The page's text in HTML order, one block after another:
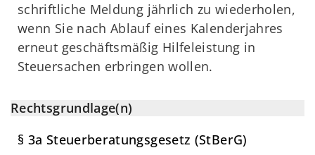
schriftliche Meldung jährlich zu wiederholen,
wenn Sie nach Ablauf eines Kalenderjahres
erneut geschäftsmäßig Hilfeleistung in
Steuersachen erbringen wollen.
Rechtsgrundlage(n)
§ 3a Steuerberatungsgesetz (StBerG)